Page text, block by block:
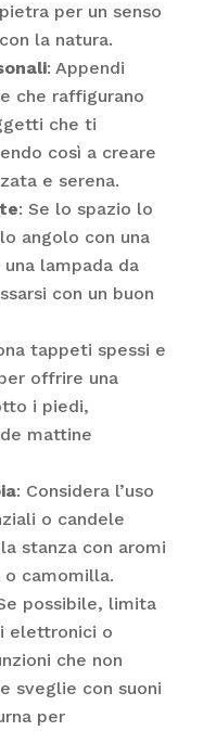
per un senso
la natura.
: Appendi
che raffigurano
che ti
così a creare
e serena.
: Se lo spazio lo
angolo con una
lampada da
con un buon
tappeti spessi e
offrire una
i piedi,
mattine
: Considera l’uso
o candele
stanza con aromi
o camomilla.
possibile, limita
elettronici o
che non
sveglie con suoni
per